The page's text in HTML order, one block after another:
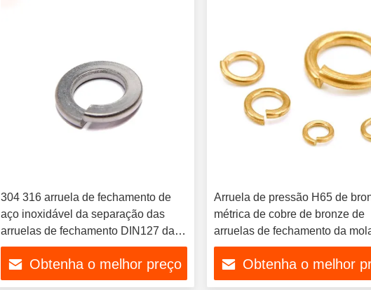
304 316 arruela de fechamento de
aço inoxidável da separação das
arruelas de fechamento DIN127 da
mola GB93
Obtenha o melhor preço
Arruela de pressão H65 de
métrica de cobre de bronze de
arruelas de fechamento da
DIN125 DIN127 GB93
Obtenha o melhor